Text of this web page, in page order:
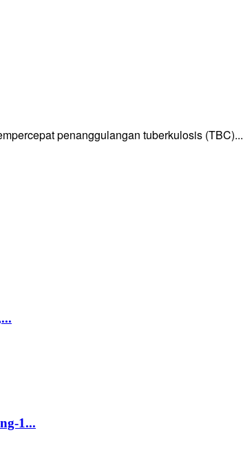
penanggulangan tuberkulosis (TBC)...
1...